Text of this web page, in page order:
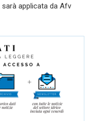
applicata da Afv